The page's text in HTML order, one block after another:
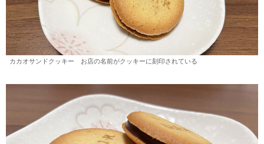
カカオサンドクッキー お店の名前がクッキーに刻印されている